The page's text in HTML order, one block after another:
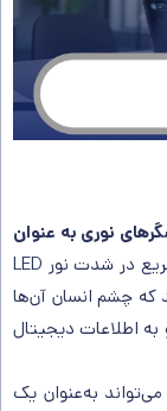
نوری به عنوان
عمل می‌کنند. داده‌ها با تغییرات بسیار سریع در شدت نور LED
که چشم انسان آن‌ها
به اطلاعات دیجیتال
می‌تواند به‌عنوان یک